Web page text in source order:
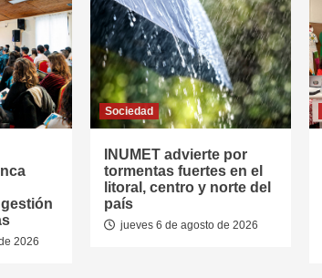
2026
Sociedad
INUMET advierte por
tormentas fuertes en el
litoral, centro y norte del
país
jueves 6 de agosto de 2026